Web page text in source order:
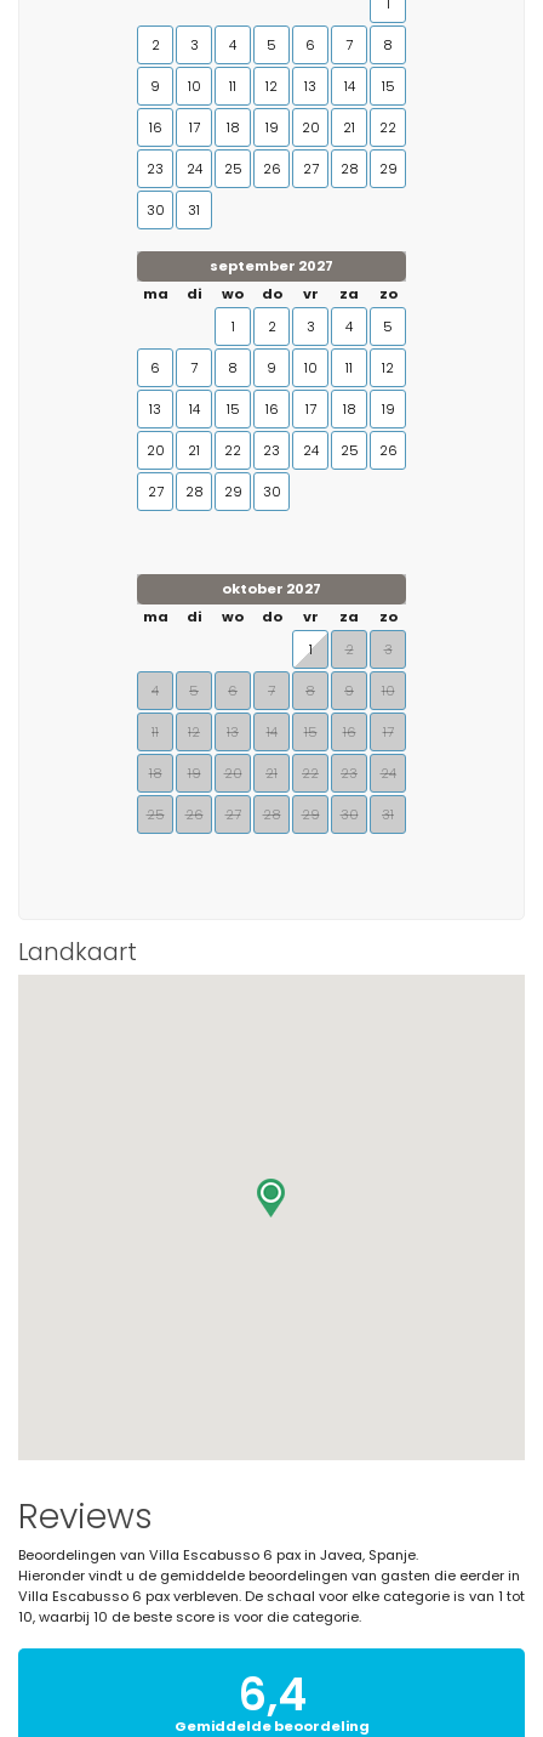
2 3 4 5 6 7 8
9 10 11 12 13 14 15
16 17 18 19 20 21 22
23 24 25 26 27 28 29
30 31
september 2027
ma
di wo do vr za
zo
1
2 3 4 5
6 7 8 9 10 11 12
13 14 15 16 17 18 19
20 21 22 23 24 25 26
27 28 29 30
oktober 2027
ma
di wo do vr za
zo
1
2 3
4 5 6 7 8 9 10
11 12 13 14 15 16 17
18 19 20 21 22 23 24
25 26 27 28 29 30 31
Landkaart
Reviews
Beoordelingen van Villa Escabusso 6 pax in Javea, Spanje.
Hieronder vindt u de gemiddelde beoordelingen van gasten die eerder in
Villa Escabusso 6 pax verbleven. De schaal voor elke categorie is van 1 tot
10, waarbij 10 de beste score is voor die categorie.
6,4
Gemiddelde beoordeling